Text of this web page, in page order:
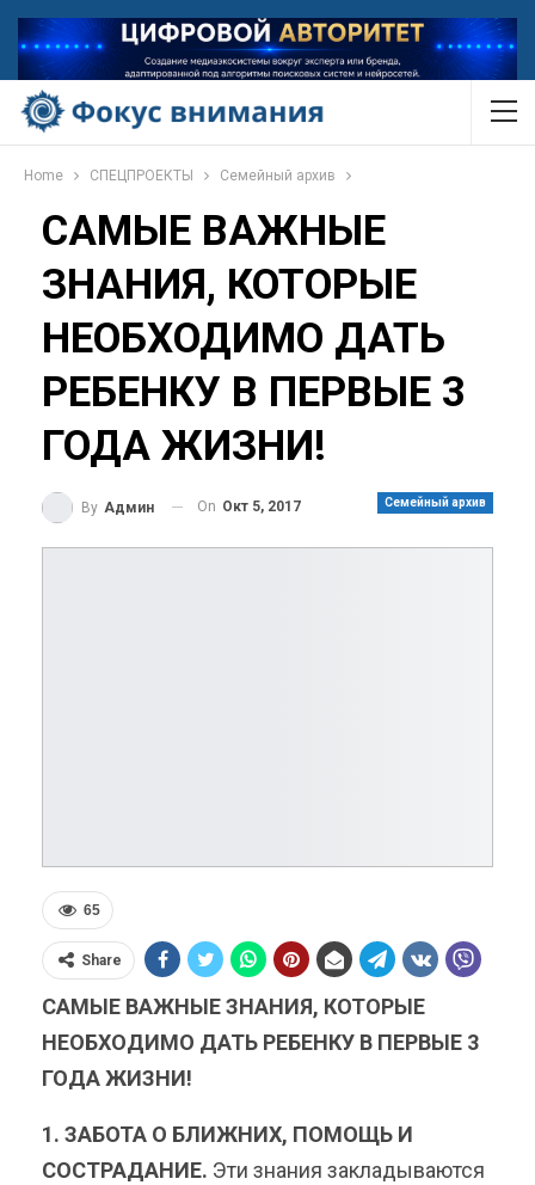
Home СПЕЦПРОЕКТЫ Семейный архив
САМЫЕ ВАЖНЫЕ
ЗНАНИЯ, КОТОРЫЕ
НЕОБХОДИМО ДАТЬ
РЕБЕНКУ В ПЕРВЫЕ 3
ГОДА ЖИЗНИ!
Семейный архив
By Админ On Окт 5, 2017
65
Share
САМЫЕ ВАЖНЫЕ ЗНАНИЯ, КОТОРЫЕ
НЕОБХОДИМО ДАТЬ РЕБЕНКУ В ПЕРВЫЕ 3
ГОДА ЖИЗНИ!
1. ЗАБОТА О БЛИЖНИХ, ПОМОЩЬ И
СОСТРАДАНИЕ. Эти знания закладываются